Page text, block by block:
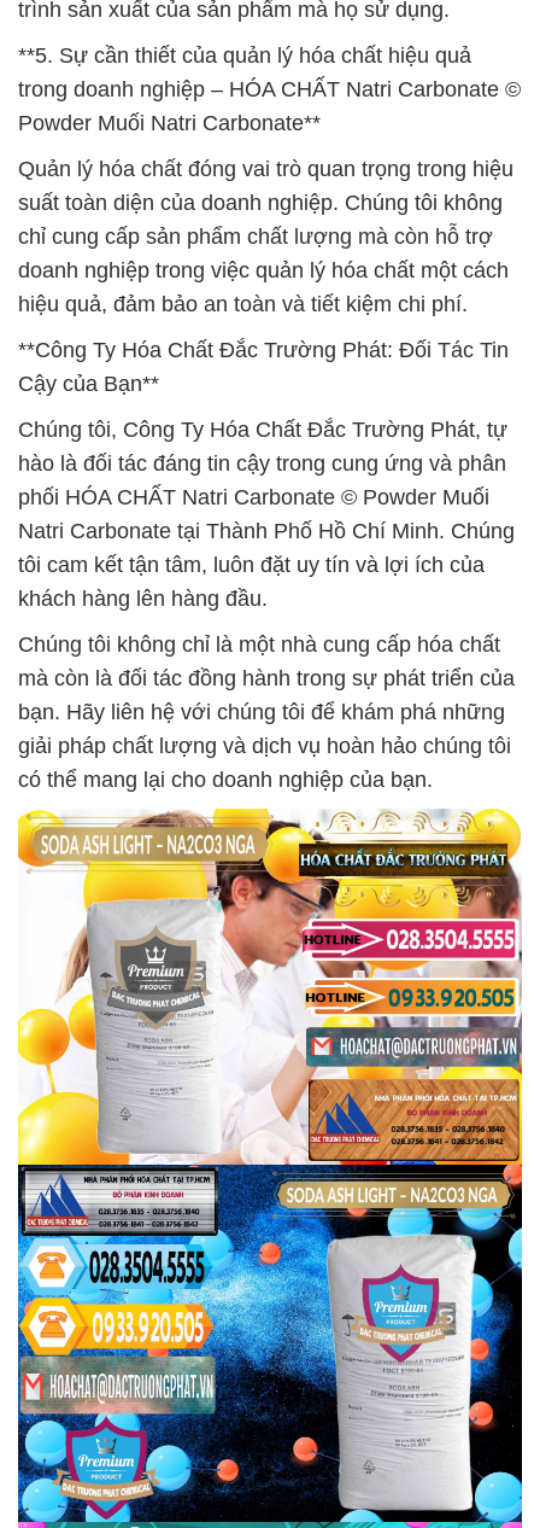
trình sản xuất của sản phẩm mà họ sử dụng.
**5. Sự cần thiết của quản lý hóa chất hiệu quả
trong doanh nghiệp – HÓA CHẤT Natri Carbonate ©
Powder Muối Natri Carbonate**
Quản lý hóa chất đóng vai trò quan trọng trong hiệu
suất toàn diện của doanh nghiệp. Chúng tôi không
chỉ cung cấp sản phẩm chất lượng mà còn hỗ trợ
doanh nghiệp trong việc quản lý hóa chất một cách
hiệu quả, đảm bảo an toàn và tiết kiệm chi phí.
**Công Ty Hóa Chất Đắc Trường Phát: Đối Tác Tin
Cậy của Bạn**
Chúng tôi, Công Ty Hóa Chất Đắc Trường Phát, tự
hào là đối tác đáng tin cậy trong cung ứng và phân
phối HÓA CHẤT Natri Carbonate © Powder Muối
Natri Carbonate tại Thành Phố Hồ Chí Minh. Chúng
tôi cam kết tận tâm, luôn đặt uy tín và lợi ích của
khách hàng lên hàng đầu.
Chúng tôi không chỉ là một nhà cung cấp hóa chất
mà còn là đối tác đồng hành trong sự phát triển của
bạn. Hãy liên hệ với chúng tôi để khám phá những
giải pháp chất lượng và dịch vụ hoàn hảo chúng tôi
có thể mang lại cho doanh nghiệp của bạn.